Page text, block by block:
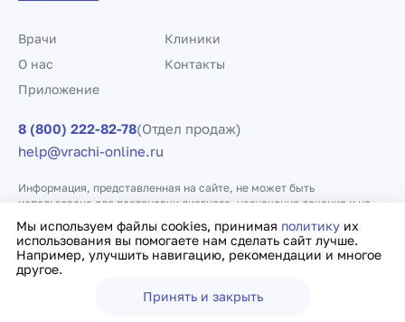
Мы используем файлы cookies, принимая политику их
использования вы помогаете нам сделать сайт лучше.
Например, улучшить навигацию, рекомендации и многое
другое.
Принять и закрыть
Врачи
Клиники
О нас
Контакты
Приложение
8 (800) 222-82-78(Отдел продаж)
help@vrachi-online.ru
Информация, представленная на сайте, не может быть
использована для постановки диагноза, назначения лечения и не
заменяет прием врача.
Политика конфиденциальности Договор оферты